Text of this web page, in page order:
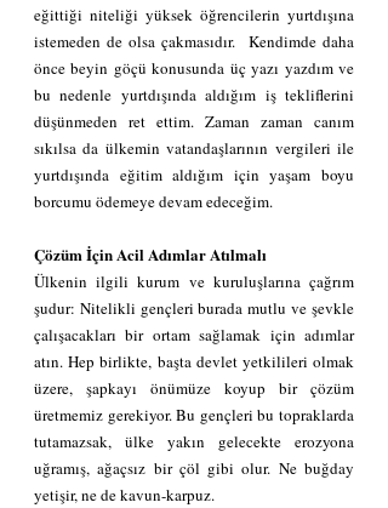
eğittiği niteliği yüksek öğrencilerin yurtdışına
istemeden de olsa çakmasıdır.  Kendimde daha
önce beyin göçü konusunda üç yazı yazdım ve
bu nedenle yurtdışında aldığım iş tekliflerini
düşünmeden ret ettim. Zaman zaman canım
sıkılsa da ülkemin vatandaşlarının vergileri ile
yurtdışında eğitim aldığım için yaşam boyu
borcumu ödemeye devam edeceğim.
Çözüm İçin Acil Adımlar Atılmalı
Ülkenin ilgili kurum ve kuruluşlarına çağrım
şudur: Nitelikli gençleri burada mutlu ve şevkle
çalışacakları bir ortam sağlamak için adımlar
atın. Hep birlikte, başta devlet yetkilileri olmak
üzere, şapkayı önümüze koyup bir çözüm
üretmemiz gerekiyor. Bu gençleri bu topraklarda
tutamazsak, ülke yakın gelecekte erozyona
uğramış, ağaçsız bir çöl gibi olur. Ne buğday
yetişir, ne de kavun-karpuz.